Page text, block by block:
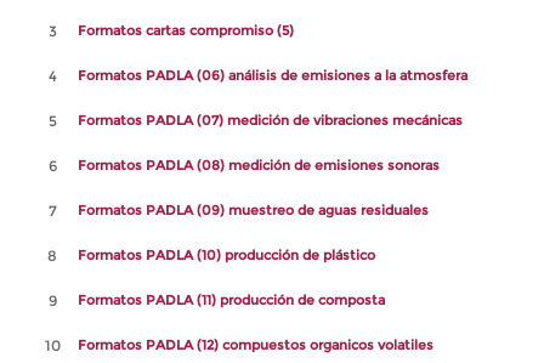
3 Formatos cartas compromiso (5)
4 Formatos PADLA (06) análisis de emisiones a la atmosfera
5 Formatos PADLA (07) medición de vibraciones mecánicas
6 Formatos PADLA (08) medición de emisiones sonoras
7 Formatos PADLA (09) muestreo de aguas residuales
8 Formatos PADLA (10) producción de plástico
9 Formatos PADLA (11) producción de composta
10 Formatos PADLA (12) compuestos organicos volatiles